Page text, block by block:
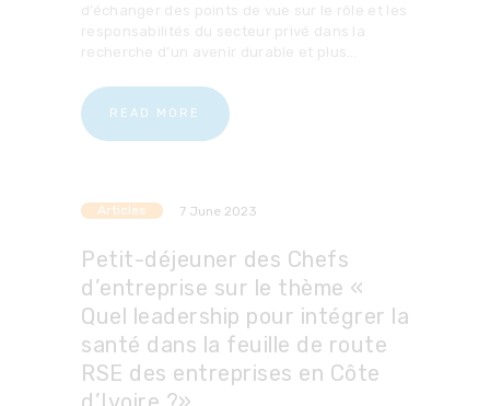
d’échanger des points de vue sur le rôle et les
responsabilités du secteur privé dans la
recherche d’un avenir durable et plus…
READ MORE
Articles 7 June 2023
Petit-déjeuner des Chefs
d’entreprise sur le thème «
Quel leadership pour intégrer la
santé dans la feuille de route
RSE des entreprises en Côte